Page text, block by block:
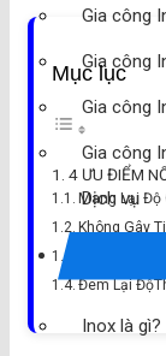
Gia công
Gia công
Gia công
Gia công
Dịch vụ
Inox là gì?
Mục lục
4 ƯU ĐIỂM
Mang Lại Độ
Không Gây
Giữ Được
Đem Lại